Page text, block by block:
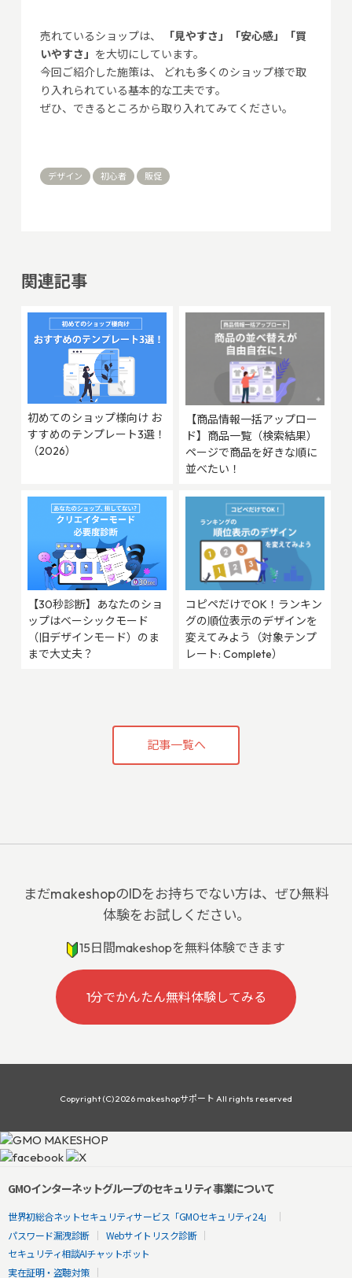
売れているショップは、
「見やすさ」「安心感」「買
いやすさ」 を大切にしています。
今回ご紹介した施策は、 どれも多くのショップ様で取
り入れられている基本的な工夫です。
ぜひ、できるところから取り入れてみてください。
デザイン 初心者 販促
関連記事
初めてのショップ様向け お
すすめのテンプレート3選！
（2026）
【商品情報一括アップロー
ド】商品一覧（検索結果）
ページで商品を好きな順に
並べたい！
【30秒診断】あなたのショ
ップはベーシックモード
（旧デザインモード）のま
まで大丈夫？
コピペだけでOK！ランキン
グの順位表示のデザインを
変えてみよう（対象テンプ
レート: Complete）
記事一覧へ
まだmakeshopのIDをお持ちでない方は、ぜひ無料
体験をお試しください。
15日間makeshopを無料体験できます
1分でかんたん無料体験してみる
Copyright (C) 2026 makeshopサポート All rights reserved
GMOインターネットグループのセキュリティ事業について
世界初総合ネットセキュリティサービス「GMOセキュリティ24」
パスワード漏洩診断
Webサイトリスク診断
セキュリティ相談AIチャットボット
実在証明・盗聴対策